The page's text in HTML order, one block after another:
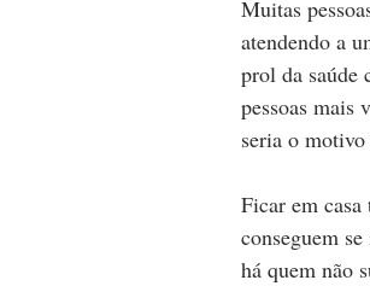
Muitas
atendendo a
prol da saúde
pessoas mais
seria o
Ficar em
conseguem
há quem não